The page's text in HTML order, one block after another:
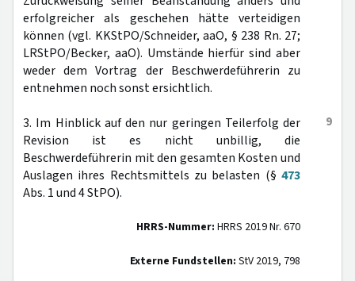
erfolgreicher als geschehen hätte verteidigen
können (vgl. KKStPO/Schneider, aaO, § 238 Rn. 27;
LRStPO/Becker, aaO). Umstände hierfür sind aber
weder dem Vortrag der Beschwerdeführerin zu
entnehmen noch sonst ersichtlich.
9
3. Im Hinblick auf den nur geringen Teilerfolg der
Revision ist es nicht unbillig, die
Beschwerdeführerin mit den gesamten Kosten und
Auslagen ihres Rechtsmittels zu belasten (§ 473
Abs. 1 und 4 StPO).
HRRS-Nummer: HRRS 2019 Nr. 670
Externe Fundstellen: StV 2019, 798